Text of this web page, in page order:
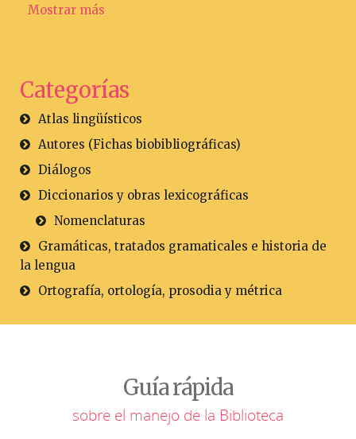
Mostrar más
Categorías
Atlas lingüísticos
Autores (Fichas biobibliográficas)
Diálogos
Diccionarios y obras lexicográficas
Nomenclaturas
Gramáticas, tratados gramaticales e historia de
la lengua
Ortografía, ortología, prosodia y métrica
Guía rápida
sobre el manejo de la Biblioteca